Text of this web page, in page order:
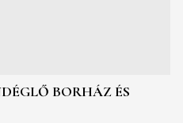
BORHÁZ ÉS